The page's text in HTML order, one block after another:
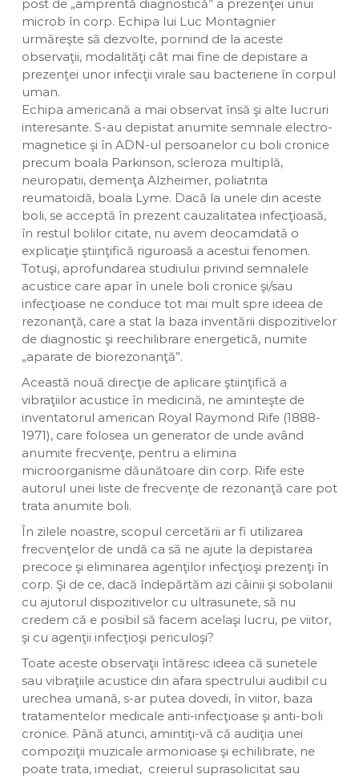
post de „amprentă diagnostică” a prezenţei unui
microb în corp. Echipa lui Luc Montagnier
urmăreşte să dezvolte, pornind de la aceste
observaţii, modalităţi cât mai fine de depistare a
prezenţei unor infecţii virale sau bacteriene în corpul
uman.
Echipa americană a mai observat însă şi alte lucruri
interesante. S-au depistat anumite semnale electro-
magnetice şi în ADN-ul persoanelor cu boli cronice
precum boala Parkinson, scleroza multiplă,
neuropatii, demenţa Alzheimer, poliatrita
reumatoidă, boala Lyme. Dacă la unele din aceste
boli, se acceptă în prezent cauzalitatea infecţioasă,
în restul bolilor citate, nu avem deocamdată o
explicaţie ştiinţifică riguroasă a acestui fenomen.
Totuşi, aprofundarea studiului privind semnalele
acustice care apar în unele boli cronice şi/sau
infecţioase ne conduce tot mai mult spre ideea de
rezonanţă, care a stat la baza inventării dispozitivelor
de diagnostic şi reechilibrare energetică, numite
„aparate de biorezonanţă”.
Această nouă direcţie de aplicare ştiinţifică a
vibraţiilor acustice în medicină, ne aminteşte de
inventatorul american Royal Raymond Rife (1888-
1971), care folosea un generator de unde având
anumite frecvenţe, pentru a elimina
microorganisme dăunătoare din corp. Rife este
autorul unei liste de frecvenţe de rezonanţă care pot
trata anumite boli.
În zilele noastre, scopul cercetării ar fi utilizarea
frecvenţelor de undă ca să ne ajute la depistarea
precoce şi eliminarea agenţilor infecţioşi prezenţi în
corp. Şi de ce, dacă îndepărtăm azi câinii şi sobolanii
cu ajutorul dispozitivelor cu ultrasunete, să nu
credem că e posibil să facem acelaşi lucru, pe viitor,
şi cu agenţii infecţioşi periculoşi?
Toate aceste observaţii întăresc ideea că sunetele
sau vibraţiile acustice din afara spectrului audibil cu
urechea umană, s-ar putea dovedi, în viitor, baza
tratamentelor medicale anti-infecţioase şi anti-boli
cronice. Până atunci, amintiţi-vă că audiţia unei
compoziţii muzicale armonioase şi echilibrate, ne
poate trata, imediat, creierul suprasolicitat sau